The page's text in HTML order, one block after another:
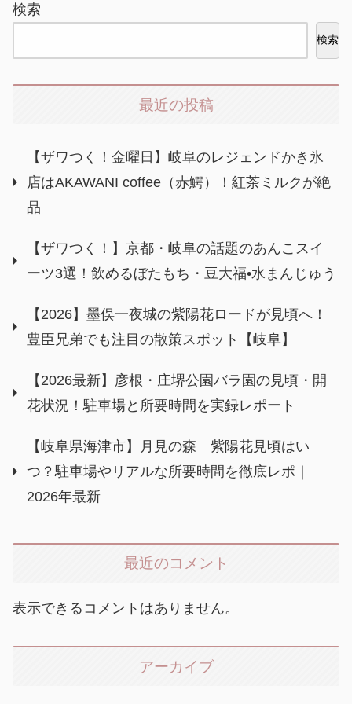
検索
検索
最近の投稿
【ザワつく！金曜日】岐阜のレジェンドかき氷
店はAKAWANI coffee（赤鰐）！紅茶ミルクが絶
品
【ザワつく！】京都・岐阜の話題のあんこスイ
ーツ3選！飲めるぼたもち・豆大福•水まんじゅう
【2026】墨俣一夜城の紫陽花ロードが見頃へ！
豊臣兄弟でも注目の散策スポット【岐阜】
【2026最新】彦根・庄堺公園バラ園の見頃・開
花状況！駐車場と所要時間を実録レポート
【岐阜県海津市】月見の森 紫陽花見頃はい
つ？駐車場やリアルな所要時間を徹底レポ｜
2026年最新
最近のコメント
表示できるコメントはありません。
アーカイブ